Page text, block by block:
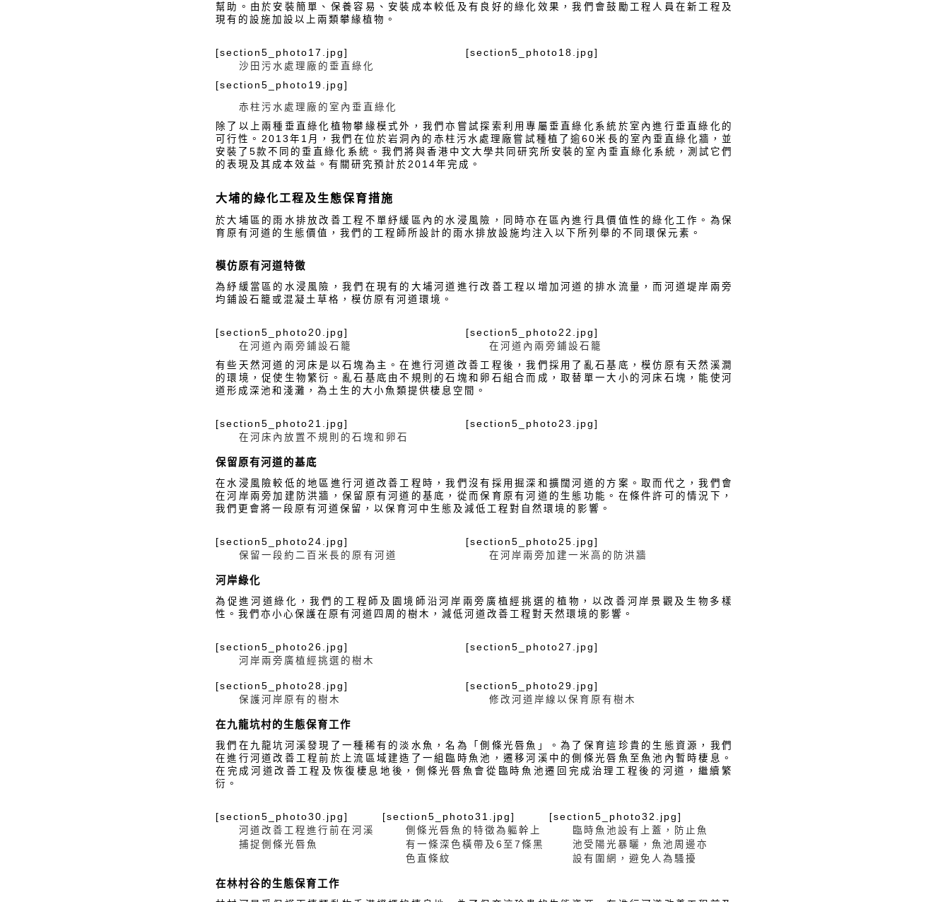
幫助。由於安裝簡單、保養容易、安裝成本較低及有良好的綠化效果，我們會鼓勵工程人員在新工程及
現有的設施加設以上兩類攀緣植物。
[section5_photo17.jpg]
沙田污水處理廠的垂直綠化
[section5_photo18.jpg]
[section5_photo19.jpg]
赤柱污水處理廠的室內垂直綠化
除了以上兩種垂直綠化植物攀緣模式外，我們亦嘗試探索利用專屬垂直綠化系統於室內進行垂直綠化的
可行性。2013年1月，我們在位於岩洞內的赤柱污水處理廠嘗試種植了逾60米長的室內垂直綠化牆，並
安裝了5款不同的垂直綠化系統。我們將與香港中文大學共同研究所安裝的室內垂直綠化系統，測試它們
的表現及其成本效益。有關研究預計於2014年完成。
大埔的綠化工程及生態保育措施
於大埔區的雨水排放改善工程不單紓緩區內的水浸風險，同時亦在區內進行具價值性的綠化工作。為保
育原有河道的生態價值，我們的工程師所設計的雨水排放設施均注入以下所列舉的不同環保元素。
模仿原有河道特徵
為紓緩當區的水浸風險，我們在現有的大埔河道進行改善工程以增加河道的排水流量，而河道堤岸兩旁
均鋪設石籠或混凝土草格，模仿原有河道環境。
[section5_photo20.jpg]
在河道內兩旁鋪設石籠
[section5_photo22.jpg]
在河道內兩旁鋪設石籠
有些天然河道的河床是以石塊為主。在進行河道改善工程後，我們採用了亂石基底，模仿原有天然溪澗
的環境，促使生物繁衍。亂石基底由不規則的石塊和卵石組合而成，取替單一大小的河床石塊，能使河
道形成深池和淺灘，為土生的大小魚類提供棲息空間。
[section5_photo21.jpg]
在河床內放置不規則的石塊和卵石
[section5_photo23.jpg]
保留原有河道的基底
在水浸風險較低的地區進行河道改善工程時，我們沒有採用掘深和擴闊河道的方案。取而代之，我們會
在河岸兩旁加建防洪牆，保留原有河道的基底，從而保育原有河道的生態功能。在條件許可的情況下，
我們更會將一段原有河道保留，以保育河中生態及減低工程對自然環境的影響。
[section5_photo24.jpg]
保留一段約二百米長的原有河道
[section5_photo25.jpg]
在河岸兩旁加建一米高的防洪牆
河岸綠化
為促進河道綠化，我們的工程師及園境師沿河岸兩旁廣植經挑選的植物，以改善河岸景觀及生物多樣
性。我們亦小心保護在原有河道四周的樹木，減低河道改善工程對天然環境的影響。
[section5_photo26.jpg]
河岸兩旁廣植經挑選的樹木
[section5_photo27.jpg]
[section5_photo28.jpg]
保護河岸原有的樹木
[section5_photo29.jpg]
修改河道岸線以保育原有樹木
在九龍坑村的生態保育工作
我們在九龍坑河溪發現了一種稀有的淡水魚，名為「側條光唇魚」。為了保育這珍貴的生態資源，我們
在進行河道改善工程前於上流區域建造了一組臨時魚池，遷移河溪中的側條光唇魚至魚池內暫時棲息。
在完成河道改善工程及恢復棲息地後，側條光唇魚會從臨時魚池遷回完成治理工程後的河道，繼續繁
衍。
[section5_photo30.jpg]
河道改善工程進行前在河溪
捕捉側條光唇魚
[section5_photo31.jpg]
側條光唇魚的特徵為軀幹上
有一條深色橫帶及6至7條黑
色直條紋
[section5_photo32.jpg]
臨時魚池設有上蓋，防止魚
池受陽光暴曬，魚池周邊亦
設有圍網，避免人為騷擾
在林村谷的生態保育工作